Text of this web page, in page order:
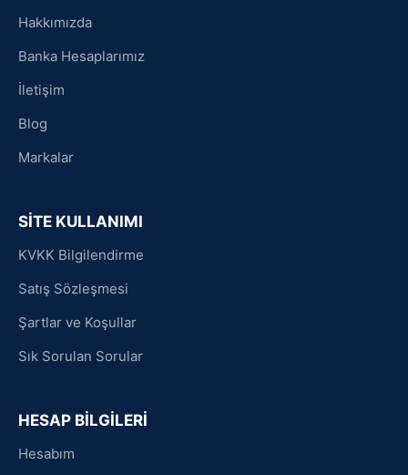
Hakkımızda
Banka Hesaplarımız
İletişim
Blog
Markalar
SİTE KULLANIMI
KVKK Bilgilendirme
Satış Sözleşmesi
Şartlar ve Koşullar
Sık Sorulan Sorular
HESAP BİLGİLERİ
Hesabım